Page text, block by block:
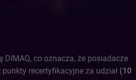
co oznacza, że posiadacze
recertyfikacyjne za udział (10